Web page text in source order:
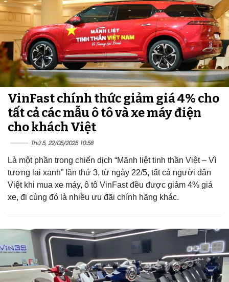
VinFast chính thức giảm giá 4% cho
tất cả các mẫu ô tô và xe máy điện
cho khách Việt
Thứ 5, 22/05/2025 10:58
Là một phần trong chiến dịch “Mãnh liệt tinh thần Việt – Vì
tương lai xanh” lần thứ 3, từ ngày 22/5, tất cả người dân
Việt khi mua xe máy, ô tô VinFast đều được giảm 4% giá
xe, đi cùng đó là nhiều ưu đãi chính hãng khác.